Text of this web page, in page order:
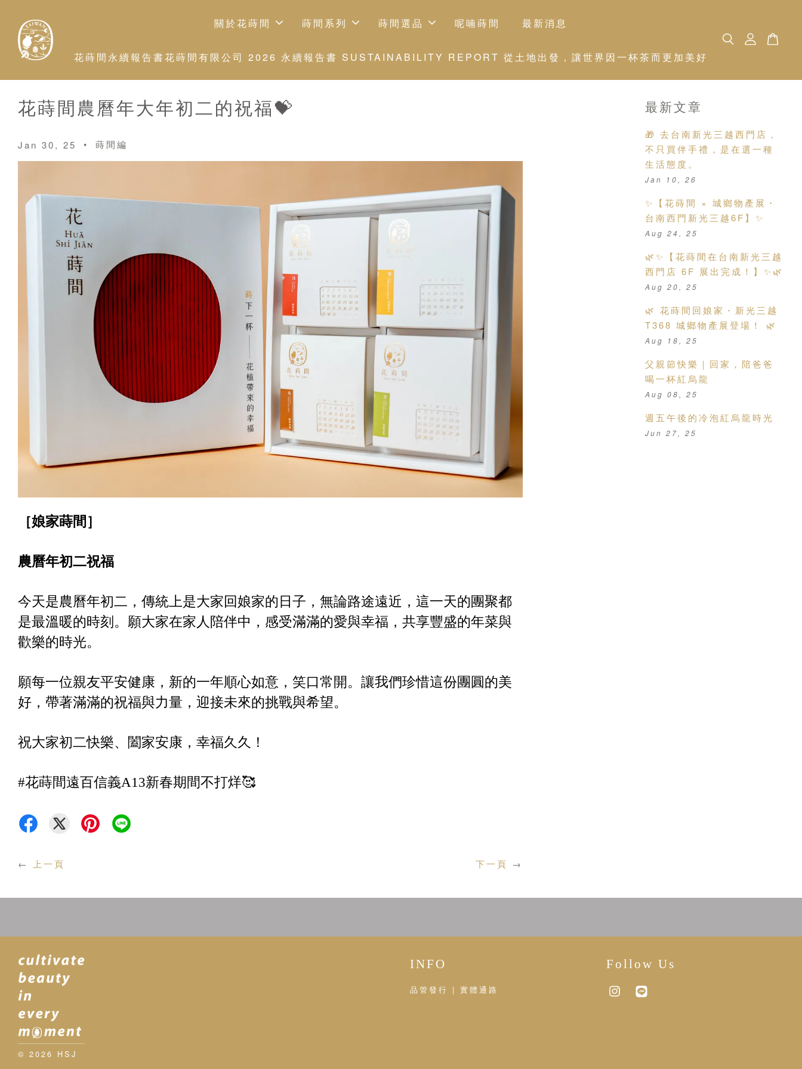
關於花蒔間 蒔間系列 蒔間選品 呢喃蒔間 最新消息
花蒔間永續報告書花蒔間有限公司 2026 永續報告書 SUSTAINABILITY REPORT 從土地出發，讓世界因一杯茶而更加美好
花蒔間農曆年大年初二的祝福💝
Jan 30, 25 • 蒔間編
［娘家蒔間］
農曆年初二祝福
今天是農曆年初二，傳統上是大家回娘家的日子，無論路途遠近，這一天的團聚都
是最溫暖的時刻。願大家在家人陪伴中，感受滿滿的愛與幸福，共享豐盛的年菜與
歡樂的時光。
願每一位親友平安健康，新的一年順心如意，笑口常開。讓我們珍惜這份團圓的美
好，帶著滿滿的祝福與力量，迎接未來的挑戰與希望。
祝大家初二快樂、闔家安康，幸福久久！
#花蒔間遠百信義A13新春期間不打烊🥰
← 上一頁 下一頁 →
最新文章
🎁 去台南新光三越西門店，
不只買伴手禮，是在選一種
生活態度。
Jan 10, 26
✨【花蒔間 × 城鄉物產展・
台南西門新光三越6F】✨
Aug 24, 25
🌿✨【花蒔間在台南新光三越
西門店 6F 展出完成！】✨🌿
Aug 20, 25
🌿 花蒔間回娘家・新光三越
T368 城鄉物產展登場！ 🌿
Aug 18, 25
父親節快樂｜回家，陪爸爸
喝一杯紅烏龍
Aug 08, 25
週五午後的冷泡紅烏龍時光
Jun 27, 25
© 2026 HSJ
INFO
品管發行 | 實體通路
Follow Us
Instagram